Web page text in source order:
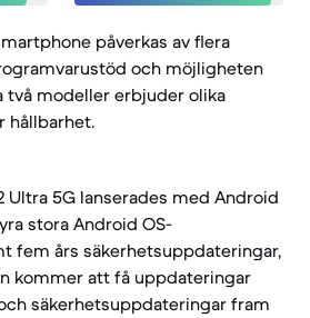
påverkas av flera
och möjligheten
två modeller erbjuder olika
hållbarhet.
Ultra 5G lanserades med Android
stora Android OS-
fem års säkerhetsuppdateringar,
kommer att få uppdateringar
säkerhetsuppdateringar fram